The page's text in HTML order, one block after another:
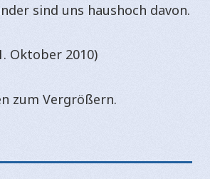
sind uns haushoch davon.
Oktober 2010)
zum Vergrößern.